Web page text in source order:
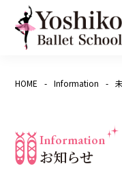
HOME Information
Information
お知らせ